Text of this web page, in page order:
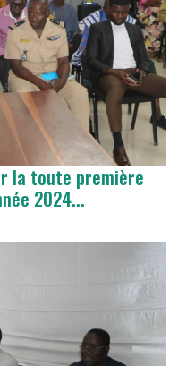
la toute première
2024...